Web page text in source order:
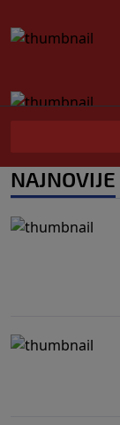
NAJNOVIJE